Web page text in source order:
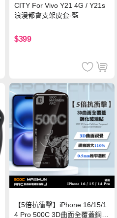
CITY For Vivo Y21 4G / Y21s
浪漫都會支架皮套-藍
$399
【5倍抗衝擊】iPhone 16/15/1
4 Pro 500C 3D曲面全覆蓋鋼化